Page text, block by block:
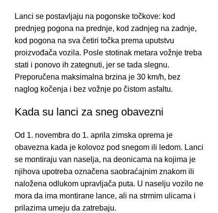
Lanci se postavljaju na pogonske točkove: kod
prednjeg pogona na prednje, kod zadnjeg na zadnje,
kod pogona na sva četiri točka prema uputstvu
proizvođača vozila. Posle stotinak metara vožnje treba
stati i ponovo ih zategnuti, jer se tada slegnu.
Preporučena maksimalna brzina je 30 km/h, bez
naglog kočenja i bez vožnje po čistom asfaltu.
Kada su lanci za sneg obavezni
Od 1. novembra do 1. aprila zimska oprema je
obavezna kada je kolovoz pod snegom ili ledom. Lanci
se montiraju van naselja, na deonicama na kojima je
njihova upotreba označena saobraćajnim znakom ili
naložena odlukom upravljača puta. U naselju vozilo ne
mora da ima montirane lance, ali na strmim ulicama i
prilazima umeju da zatrebaju.